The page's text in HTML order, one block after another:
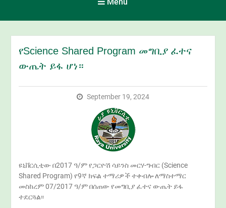
የScience Shared Program መግቢያ ፈተና
ውጤት ይፋ ሆነ።
September 19, 2024
ዩኒቨርሲቲው በ2017 ዓ/ም የጋርዮሽ ሳይንስ መርሃ-ግብር (Science
Shared Program) የ9ኛ ክፍል ተማሪዎች ተቀብሎ ለማስተማር
መስከረም 07/2017 ዓ/ም በሰጠው የመግቢያ ፈተና ውጤት ይፋ
ተደርጓል፡፡